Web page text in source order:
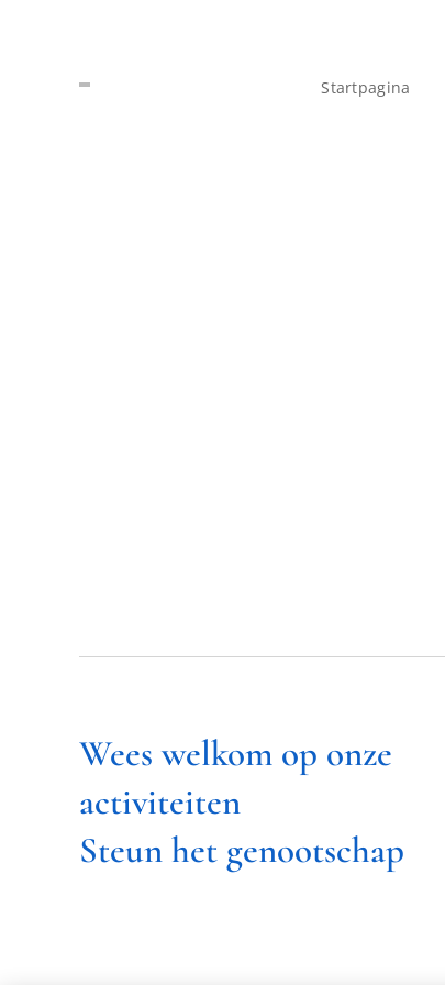
Startpagina
Wees welkom op onze
activiteiten
Steun het genootschap